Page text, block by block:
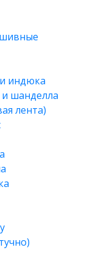
индюка
шанделла
лента)